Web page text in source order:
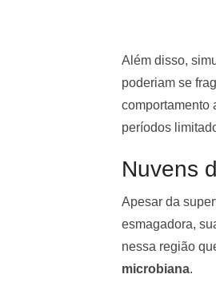
Além disso,
poderiam se
comportamento
períodos
Nuvens
Apesar da
esmagadora,
nessa região
microbiana.